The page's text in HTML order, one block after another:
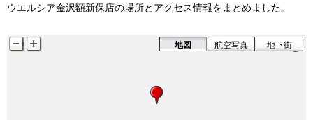
ウエルシア金沢額新保店の場所とアクセス情報をまとめました。
地図 航空写真 地下街